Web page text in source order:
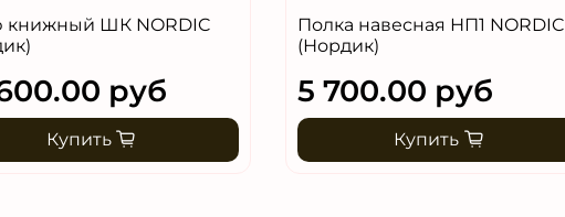
ШК NORDIC
руб
Купить
Полка навесная НП1 NORDIC
(Нордик)
5 700.00 руб
Купить